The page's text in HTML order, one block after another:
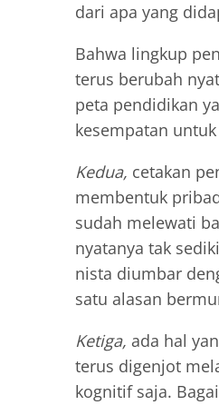
dari apa yang
Bahwa lingkup
terus berubah
peta pendidikan
kesempatan
Kedua, cetakan
membentuk
sudah melewati
nyatanya tak
nista diumbar
satu alasan
Ketiga, ada hal
terus digenjot
kognitif saja.